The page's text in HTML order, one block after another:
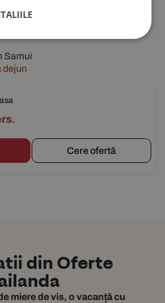
Samui
dejun
Cere ofertă
din Oferte
miere de vis, o vacanță cu